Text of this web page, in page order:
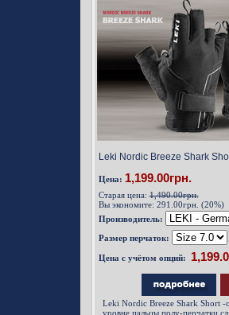
Leki Nordic Breeze Shark
Цена: 1,199.00грн.
Старая цена:1,490.00грн.
Вы экономите: 291.00грн. (20%)
Производитель:
Размер перчаток:
Цена с учётом опций:
Leki Nordic Breeze Shark Short -
уровне пальцы полу-перчатки